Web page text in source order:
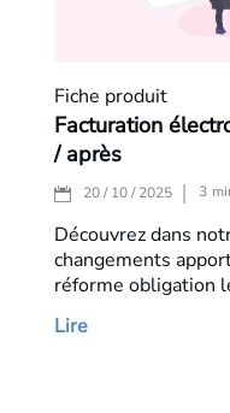
Fiche produit
Facturation
/ après
20 / 10 / 2025 3
Découvrez dans
changements
réforme obligation
Lire